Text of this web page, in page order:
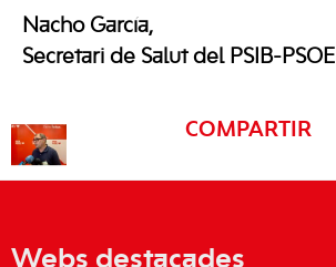
Nacho García,
Secretari de Salut del PSIB-PSOE
COMPARTIR
Webs destacades